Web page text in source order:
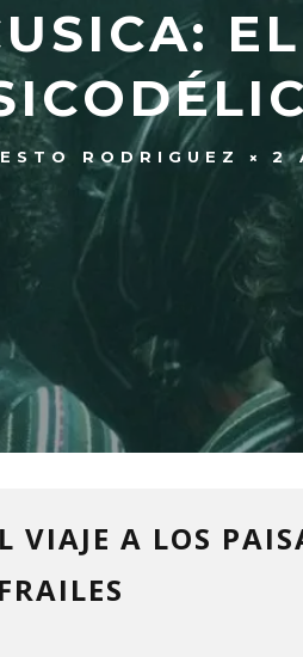
RODRIGUEZ 2
VIAJE A LOS